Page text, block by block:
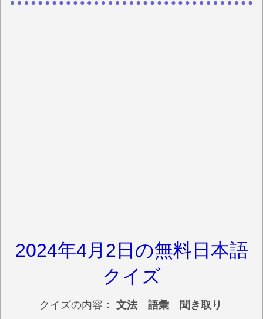
2024年4月2日の無料日本語
クイズ
クイズの内容： 文法 語彙 聞き取り